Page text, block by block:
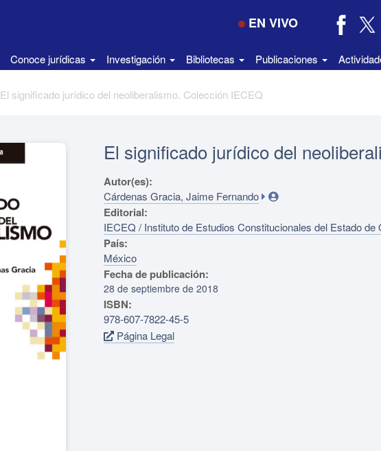
EN VIVO
Conoce jurídicas Investigación Bibliotecas Publicaciones
El significado jurídico del neoliberalismo. Colección IECEQ
El significado jurídico del
Autor(es):
Cárdenas Gracia, Jaime Fernando
Editorial:
IECEQ / Instituto de Estudios Constitucionales del Estado de
País:
México
Fecha de publicación:
28 de septiembre de 2018
ISBN:
978-607-7822-45-5
Página Legal